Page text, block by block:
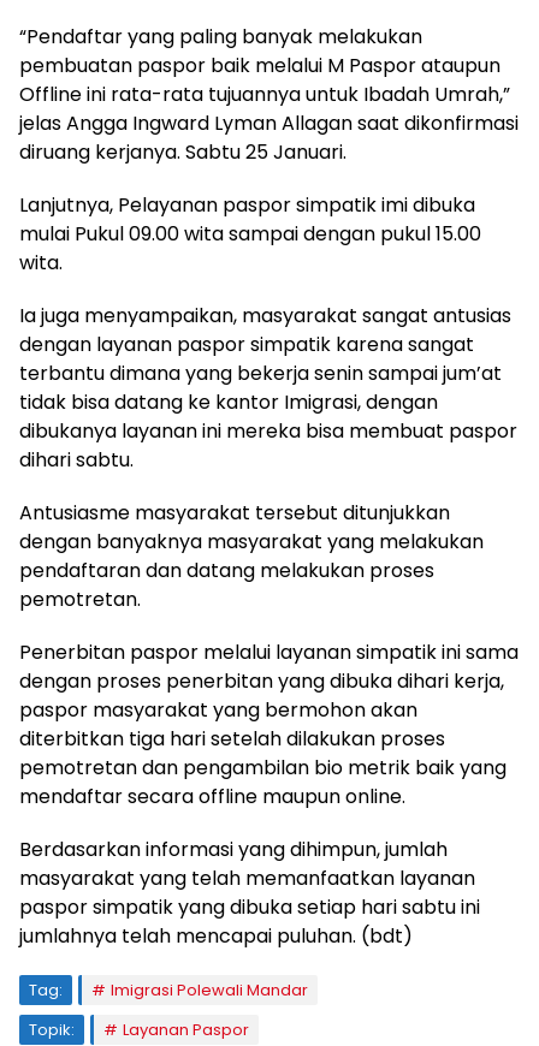
“Pendaftar yang paling banyak melakukan
pembuatan paspor baik melalui M Paspor ataupun
Offline ini rata-rata tujuannya untuk Ibadah Umrah,”
jelas Angga Ingward Lyman Allagan saat dikonfirmasi
diruang kerjanya. Sabtu 25 Januari.
Lanjutnya, Pelayanan paspor simpatik imi dibuka
mulai Pukul 09.00 wita sampai dengan pukul 15.00
wita.
Ia juga menyampaikan, masyarakat sangat antusias
dengan layanan paspor simpatik karena sangat
terbantu dimana yang bekerja senin sampai jum’at
tidak bisa datang ke kantor Imigrasi, dengan
dibukanya layanan ini mereka bisa membuat paspor
dihari sabtu.
Antusiasme masyarakat tersebut ditunjukkan
dengan banyaknya masyarakat yang melakukan
pendaftaran dan datang melakukan proses
pemotretan.
Penerbitan paspor melalui layanan simpatik ini sama
dengan proses penerbitan yang dibuka dihari kerja,
paspor masyarakat yang bermohon akan
diterbitkan tiga hari setelah dilakukan proses
pemotretan dan pengambilan bio metrik baik yang
mendaftar secara offline maupun online.
Berdasarkan informasi yang dihimpun, jumlah
masyarakat yang telah memanfaatkan layanan
paspor simpatik yang dibuka setiap hari sabtu ini
jumlahnya telah mencapai puluhan. (bdt)
Tag:
Imigrasi Polewali Mandar
Topik:
Layanan Paspor